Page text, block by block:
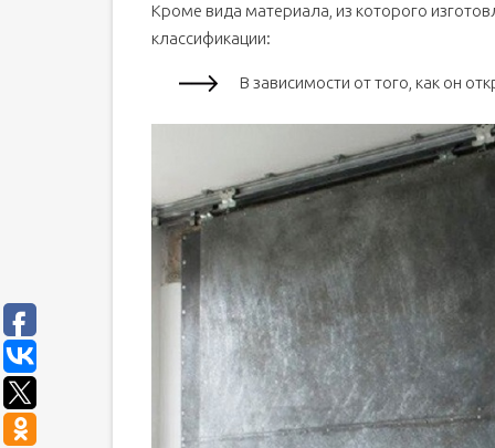
Кроме вида материала, из которого
классификации:
В зависимости от того, как он